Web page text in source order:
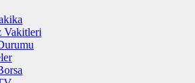
Vakitleri